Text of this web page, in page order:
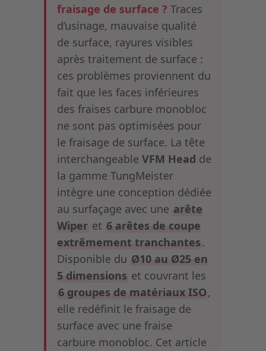
fraisage de surface ? Traces
d’usinage, mauvaise qualité
de surface, rayures visibles
après traitement de surface :
ces problèmes proviennent du
fait que les faces inférieures
des fraises carbure monobloc
ne sont pas optimisées pour
le fraisage de surface. La tête
interchangeable VFM Head de
la gamme TungMeister
intègre une conception dédiée
au surfaçage avec une arête
Wiper et 6 arêtes de coupe
extrêmement tranchantes.
Disponible du Ø10 au Ø25 en
5 dimensions et couvrant les
6 groupes de matériaux ISO,
elle redéfinit le fraisage de
surface avec une fraise
carbure monobloc. Cet article